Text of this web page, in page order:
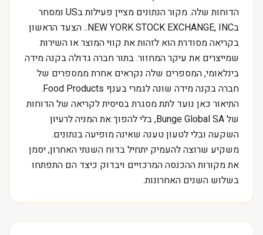
הדוחות שלה. מקור הנתונים מציין פעילות בUS ומסחר
בNEW YORK STOCK EXCHANGE, INC.. הצעד הראשון
בקריאה מסודרת הוא לזהות את קווי המוצר או השירות
שמייצרים את עיקר המחזור. בתור חברה גדולה בקנה מידה
בינלאומי, המספרים שלה נקראים אחרת ממספרים של
חברה בקנה מידה שונה לגמרי בענף Food Products.
התיאור כאן נועד לתת מסגרת בסיסית לקריאה של הדוחות
של Bunge Global SA, בלי להפוך את המניה לרעיון
השקעה ובלי לטעון טענה שאינה מופיעה בנתונים.
משקיע שרוצה להעמיק יתחיל בדוח השנתי האחרון, יסמן
את מקורות ההכנסה המרכזיים ויבדוק כיצד הם התפתחו
בשלוש השנים האחרונות.